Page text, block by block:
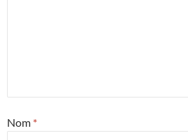
Nom *